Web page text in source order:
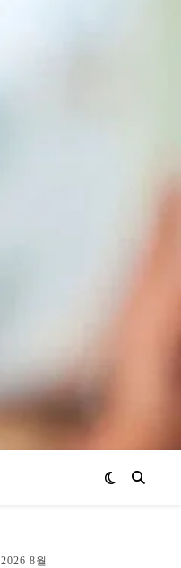
2026 8월